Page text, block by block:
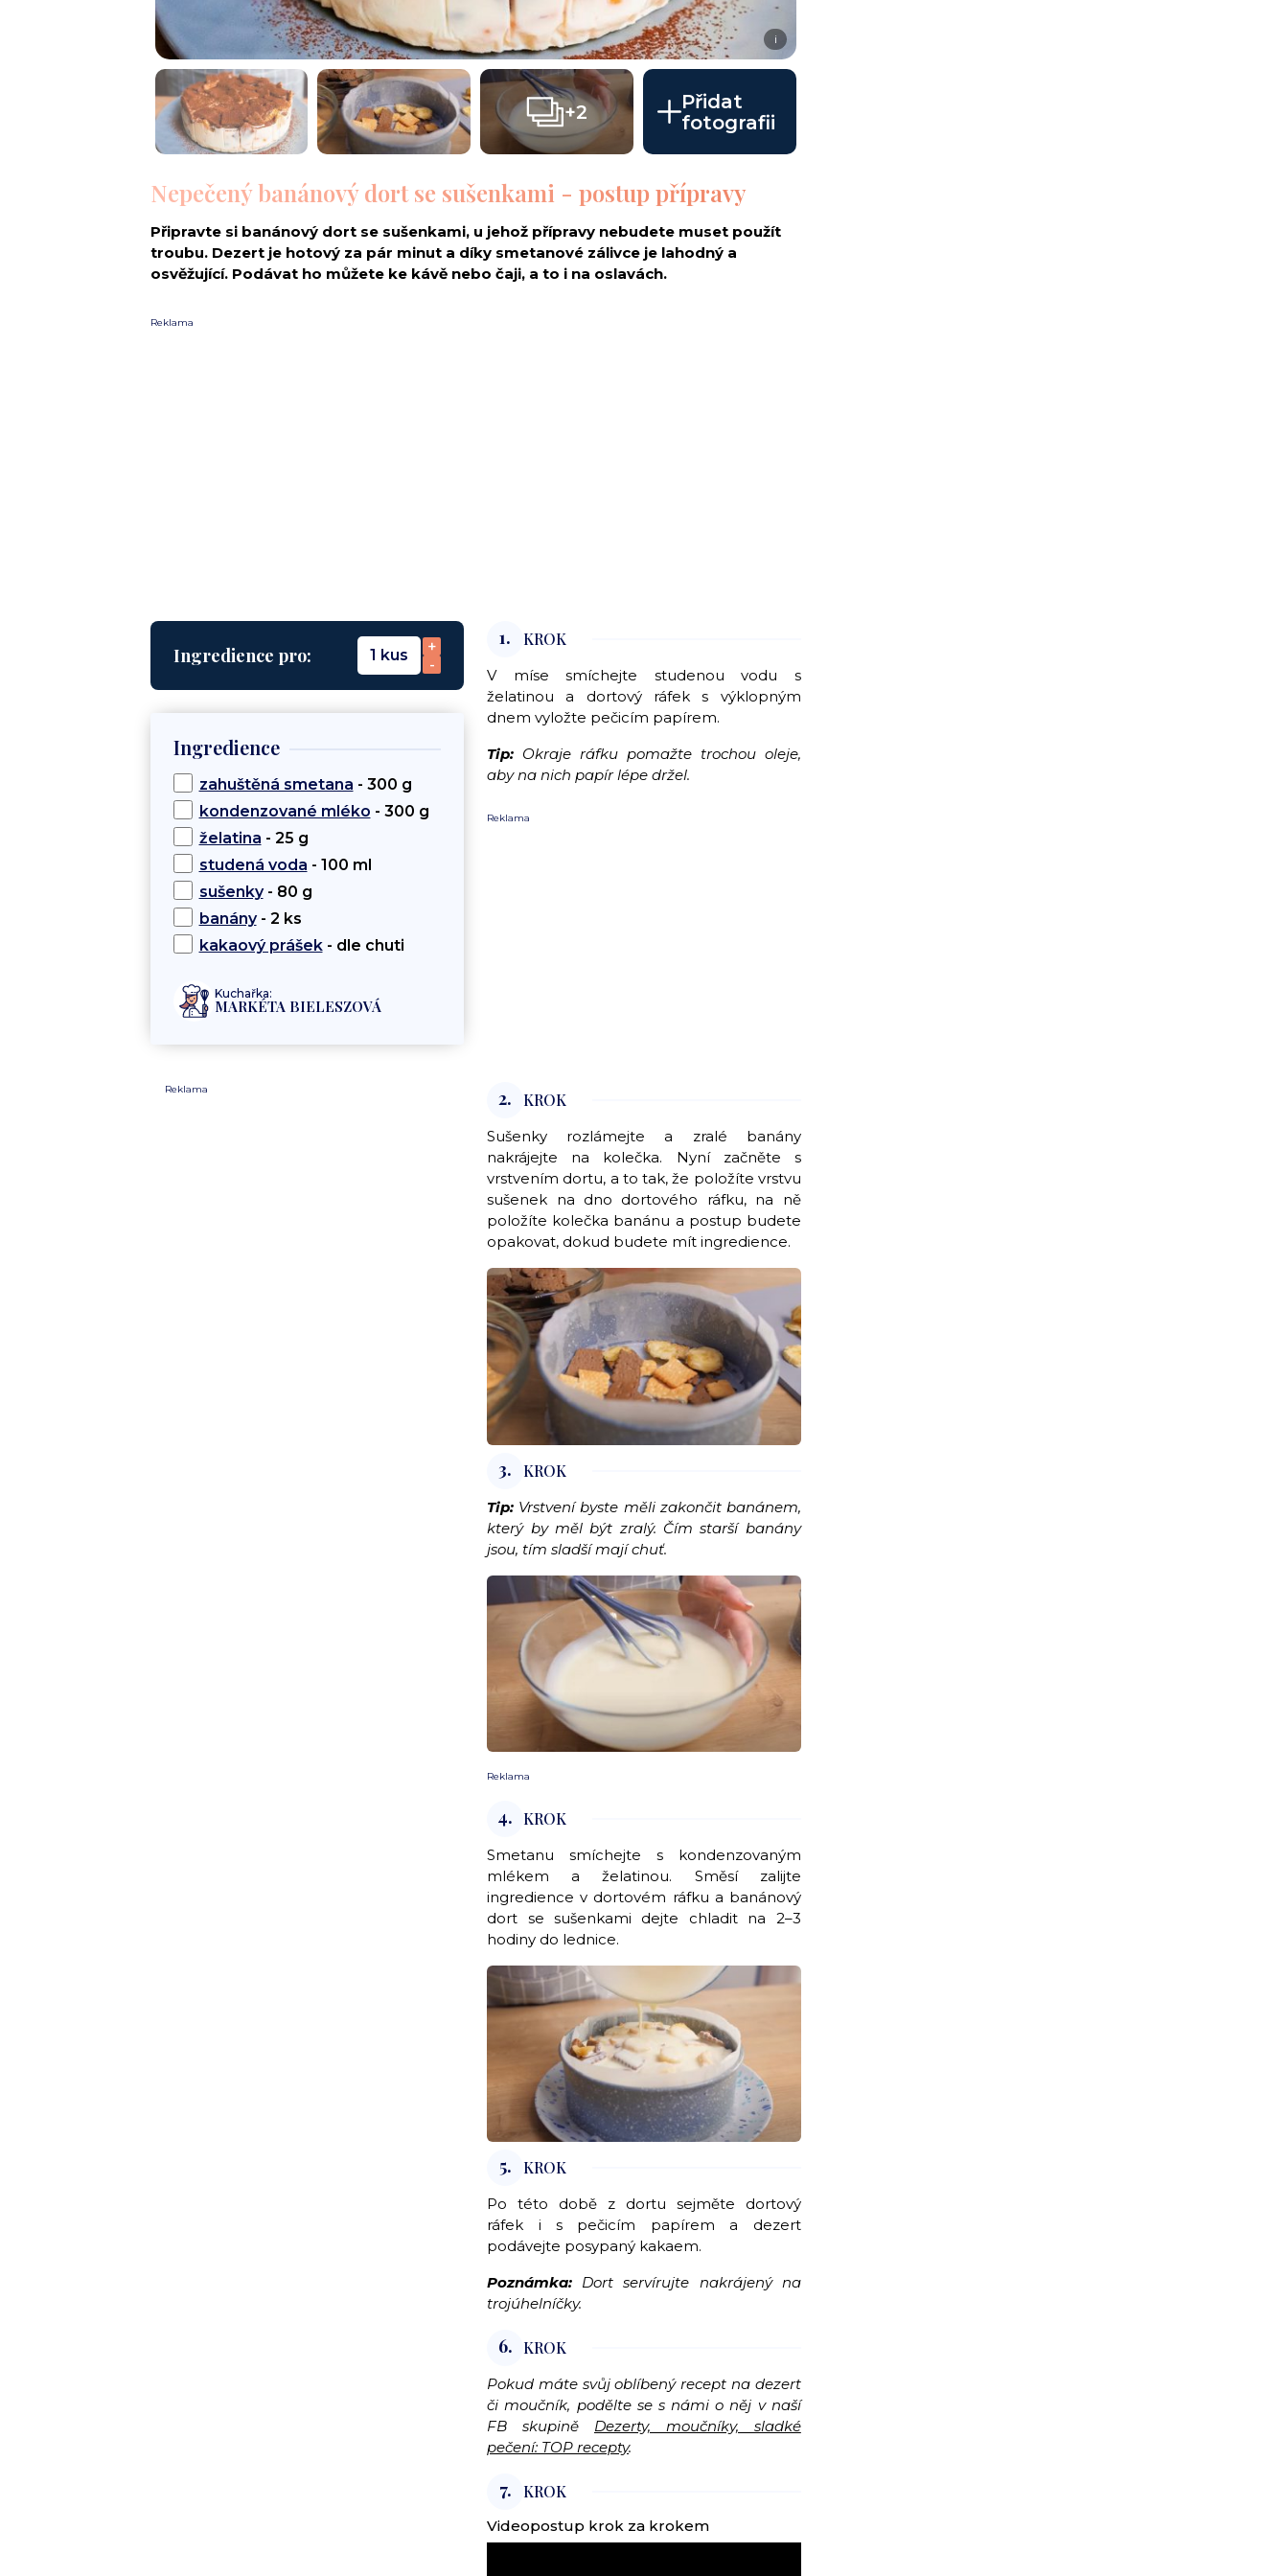
i
+2
Přidat
fotografii
Nepečený banánový dort se sušenkami - postup přípravy
Připravte si banánový dort se sušenkami, u jehož přípravy nebudete muset použít
troubu. Dezert je hotový za pár minut a díky smetanové zálivce je lahodný a
osvěžující. Podávat ho můžete ke kávě nebo čaji, a to i na oslavách.
Reklama
Ingredience pro: 1 kus
+
-
Ingredience
zahuštěná smetana - 300 g
kondenzované mléko - 300 g
želatina - 25 g
studená voda - 100 ml
sušenky- 80 g
banány- 2 ks
kakaový prášek- dle chuti
Kuchařka:
MARKÉTA BIELESZOVÁ
Reklama
1. KROK
V míse smíchejte studenou vodu s
želatinou a dortový ráfek s výklopným
dnem vyložte pečicím papírem.
Tip: Okraje ráfku pomažte trochou oleje,
aby na nich papír lépe držel.
Reklama
2. KROK
Sušenky rozlámejte a zralé banány
nakrájejte na kolečka. Nyní začněte s
vrstvením dortu, a to tak, že položíte vrstvu
sušenek na dno dortového ráfku, na ně
položíte kolečka banánu a postup budete
opakovat, dokud budete mít ingredience.
3. KROK
Tip: Vrstvení byste měli zakončit banánem,
který by měl být zralý. Čím starší banány
jsou, tím sladší mají chuť.
Reklama
4. KROK
Smetanu smíchejte s kondenzovaným
mlékem a želatinou. Směsí zalijte
ingredience v dortovém ráfku a banánový
dort se sušenkami dejte chladit na 2–3
hodiny do lednice.
5. KROK
Po této době z dortu sejměte dortový
ráfek i s pečicím papírem a dezert
podávejte posypaný kakaem.
Poznámka: Dort servírujte nakrájený na
trojúhelníčky.
6. KROK
Pokud máte svůj oblíbený recept na dezert
či moučník, podělte se s námi o něj v naší
FB skupině Dezerty, moučníky, sladké
pečení: TOP recepty.
7. KROK
Videopostup krok za krokem